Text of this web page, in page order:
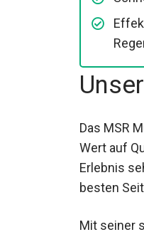
Das MSR
Wert auf
Erlebnis